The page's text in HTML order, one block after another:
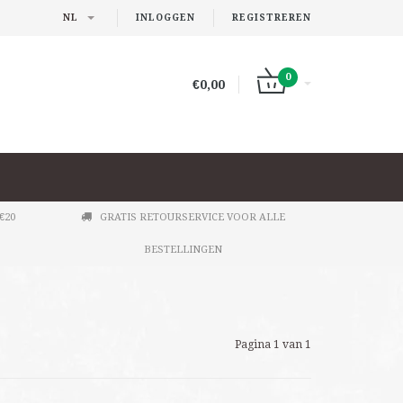
INLOGGEN REGISTREREN
NL
€0,00
0
GRATIS RETOURSERVICE VOOR ALLE
BESTELLINGEN
Pagina 1 van 1